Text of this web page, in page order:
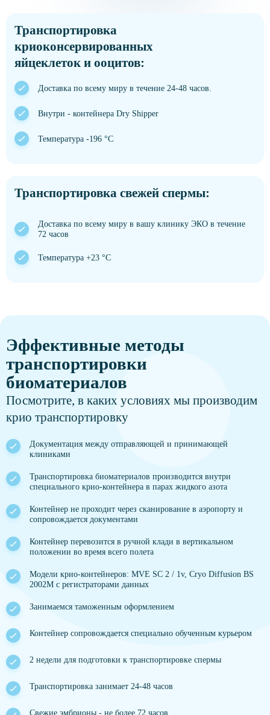
Транспортировка
криоконсервированных
яйцеклеток и ооцитов:
Доставка по всему миру в течение 24-48 часов.
Внутри - контейнера Dry Shipper
Температура -196 °C
Транспортировка свежей спермы:
Доставка по всему миру в вашу клинику ЭКО в течение
72 часов
Температура +23 °C
Эффективные методы
транспортировки
биоматериалов
Посмотрите, в каких условиях мы производим
крио транспортировку
Документация между отправляющей и принимающей
клиниками
Транспортировка биоматериалов производится внутри
специального крио-контейнера в парах жидкого азота
Контейнер не проходит через сканирование в аэропорту и
сопровождается документами
Контейнер перевозится в ручной клади в вертикальном
положении во время всего полета
Модели крио-контейнеров: MVE SC 2 / 1v, Cryo Diffusion BS
2002M с регистраторами данных
Занимаемся таможенным оформлением
Контейнер сопровождается специально обученным курьером
2 недели для подготовки к транспортировке спермы
Транспортировка занимает 24-48 часов
Свежие эмбрионы - не более 72 часов